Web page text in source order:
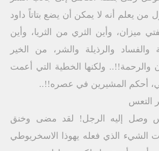
من يعلم أنه لا يمكن أن يضع بتاتاً داود
ميزان، وأين الثري من الثريا، وأين
والفساد والرذيلة والشر، من الخير
والرحمة!!.. ولكنها الخطية التي أعمت
أحكم المشيرين في عصره!!..
التعس
وصل إليه الرجل! لقد مضى وخنق
الشيء الذي فعله يهوذا الاسخريوطي